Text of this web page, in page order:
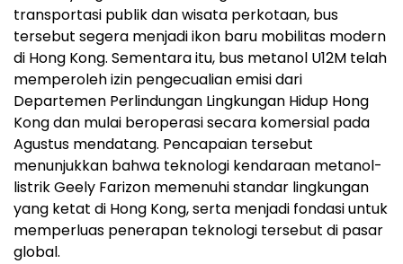
transportasi publik dan wisata perkotaan, bus
tersebut segera menjadi ikon baru mobilitas modern
di Hong Kong. Sementara itu, bus metanol U12M telah
memperoleh izin pengecualian emisi dari
Departemen Perlindungan Lingkungan Hidup Hong
Kong dan mulai beroperasi secara komersial pada
Agustus mendatang. Pencapaian tersebut
menunjukkan bahwa teknologi kendaraan metanol-
listrik Geely Farizon memenuhi standar lingkungan
yang ketat di Hong Kong, serta menjadi fondasi untuk
memperluas penerapan teknologi tersebut di pasar
global.